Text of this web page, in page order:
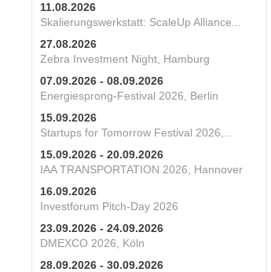
11.08.2026
Skalierungswerkstatt: ScaleUp Alliance...
27.08.2026
Zebra Investment Night, Hamburg
07.09.2026 - 08.09.2026
Energiesprong-Festival 2026, Berlin
15.09.2026
Startups for Tomorrow Festival 2026,...
15.09.2026 - 20.09.2026
IAA TRANSPORTATION 2026, Hannover
16.09.2026
Investforum Pitch-Day 2026
23.09.2026 - 24.09.2026
DMEXCO 2026, Köln
28.09.2026 - 30.09.2026